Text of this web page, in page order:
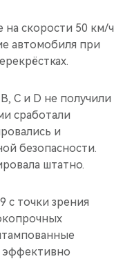
скорости 50 км/ч
автомобиля при
C и D не получили
сработали
и
безопасности.
штатно.
с точки зрения
эффективно